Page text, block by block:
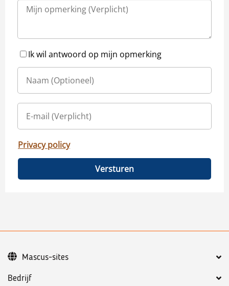
Ik wil antwoord op mijn opmerking
Privacy policy
Versturen
Bedrijf
Mascus-sites